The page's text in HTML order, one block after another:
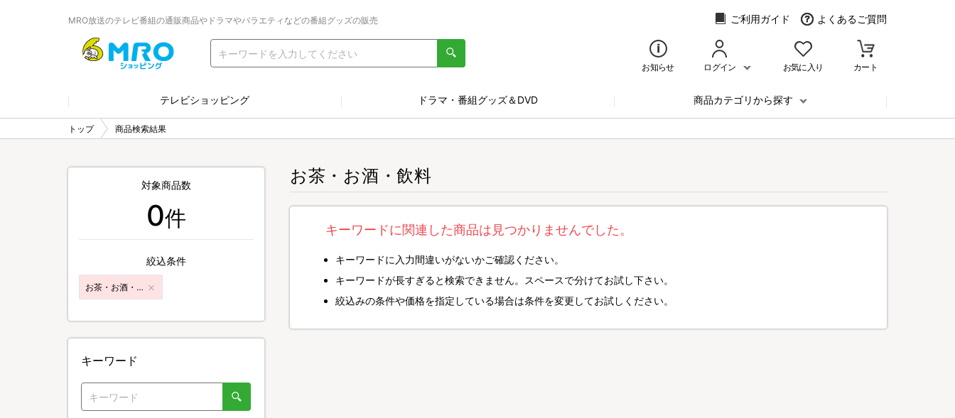
MRO放送のテレビ番組の通販商品やドラマやバラエティなどの番組グッズの販売 ご利用ガイド よくあるご質問
お知らせ ログイン お気に入り カート
テレビショッピング ドラマ・番組グッズ＆DVD 商品カテゴリから探す
トップ 商品検索結果
お茶・お酒・飲料
キーワードに関連した商品は見つかりませんでした。
キーワードに入力間違いがないかご確認ください。
キーワードが長すぎると検索できません。スペースで分けてお試し下さい。
絞込みの条件や価格を指定している場合は条件を変更してお試しください。
対象商品数
0件
絞込条件
お茶・お酒・飲料
キーワード